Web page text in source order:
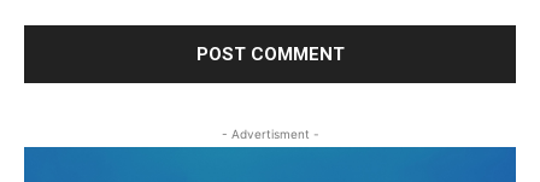
- Advertisment -